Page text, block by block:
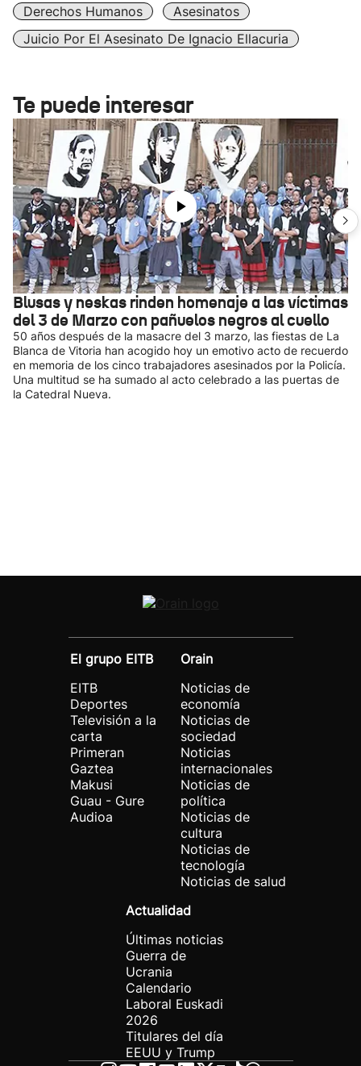
Derechos Humanos
Asesinatos
Juicio Por El Asesinato De Ignacio Ellacuria
Te puede interesar
Blusas y neskas rinden homenaje a las víctimas
del 3 de Marzo con pañuelos negros al cuello
50 años después de la masacre del 3 marzo, las fiestas de La
Blanca de Vitoria han acogido hoy un emotivo acto de recuerdo
en memoria de los cinco trabajadores asesinados por la Policía.
Una multitud se ha sumado al acto celebrado a las puertas de
la Catedral Nueva.
El grupo EITB
EITB
Deportes
Televisión a la
carta
Primeran
Gaztea
Makusi
Guau - Gure
Audioa
Orain
Noticias de
economía
Noticias de
sociedad
Noticias
internacionales
Noticias de
política
Noticias de
cultura
Noticias de
tecnología
Noticias de salud
Actualidad
Últimas noticias
Guerra de
Ucrania
Calendario
Laboral Euskadi
2026
Titulares del día
EEUU y Trump